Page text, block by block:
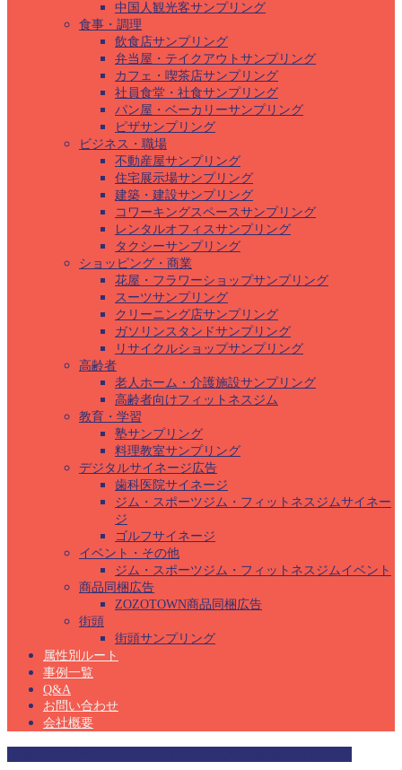
中国人観光客サンプリング
食事・調理
飲食店サンプリング
弁当屋・テイクアウトサンプリング
カフェ・喫茶店サンプリング
社員食堂・社食サンプリング
パン屋・ベーカリーサンプリング
ピザサンプリング
ビジネス・職場
不動産屋サンプリング
住宅展示場サンプリング
建築・建設サンプリング
コワーキングスペースサンプリング
レンタルオフィスサンプリング
タクシーサンプリング
ショッピング・商業
花屋・フラワーショップサンプリング
スーツサンプリング
クリーニング店サンプリング
ガソリンスタンドサンプリング
リサイクルショップサンプリング
高齢者
老人ホーム・介護施設サンプリング
高齢者向けフィットネスジム
教育・学習
塾サンプリング
料理教室サンプリング
デジタルサイネージ広告
歯科医院サイネージ
ジム・スポーツジム・フィットネスジムサイネー
ジ
ゴルフサイネージ
イベント・その他
ジム・スポーツジム・フィットネスジムイベント
商品同梱広告
ZOZOTOWN商品同梱広告
街頭
街頭サンプリング
属性別ルート
事例一覧
Q&A
お問い合わせ
会社概要